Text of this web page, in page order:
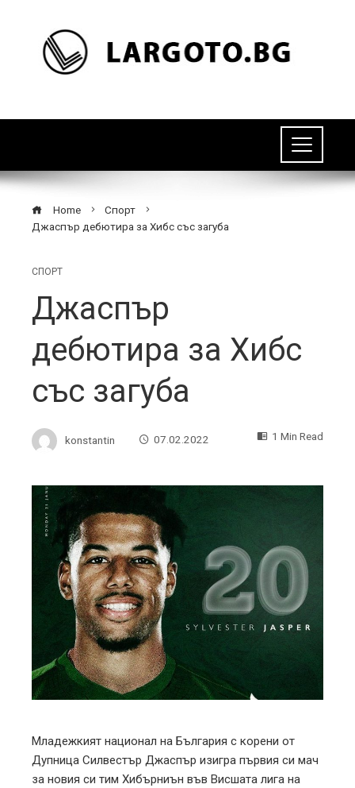
Home
Спорт
Джаспър дебютира за Хибс със загуба
СПОРТ
Джаспър
дебютира за Хибс
със загуба
konstantin 07.02.2022 1 Min Read
Младежкият национал на България с корени от
Дупница Силвестър Джаспър изигра първия си мач
за новия си тим Хибърниън във Висшата лига на